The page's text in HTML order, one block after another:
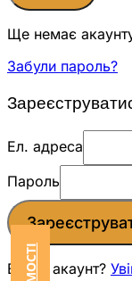
Ще немає
Забули пароль?
Ел. адреса
Пароль
Вже є акаунт?